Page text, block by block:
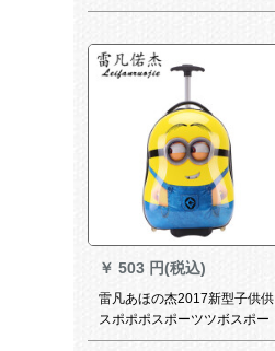
TSAロッキングにイギリス风
26フィットネス26フィットネ
ス26フィットネススポーツ男
￥ 503 円(税込)
雷凡あほの杰2017新型子供供
スポポポスポーツツボスポー
ツツバサ旅行男女供スス小黄